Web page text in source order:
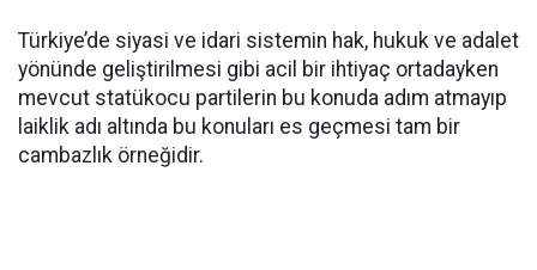
Türkiye’de siyasi ve idari sistemin hak, hukuk ve adalet
yönünde geliştirilmesi gibi acil bir ihtiyaç ortadayken
mevcut statükocu partilerin bu konuda adım atmayıp
laiklik adı altında bu konuları es geçmesi tam bir
cambazlık örneğidir.